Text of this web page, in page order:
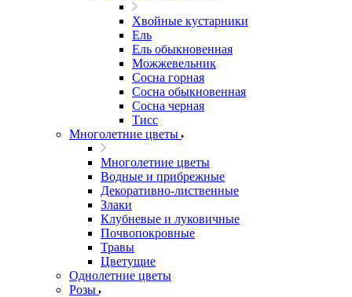
Хвойные кустарники
Ель
Ель обыкновенная
Можжевельник
Сосна горная
Сосна обыкновенная
Сосна черная
Тисс
Многолетние цветы
Многолетние цветы
Водные и прибрежные
Декоративно-лиственные
Злаки
Клубневые и луковичные
Почвопокровные
Травы
Цветущие
Однолетние цветы
Розы